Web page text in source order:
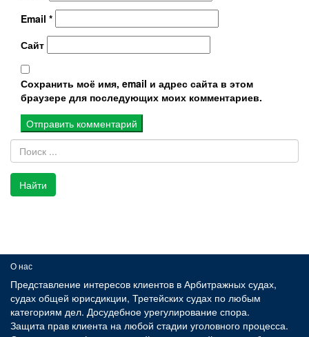
Email *
Сайт
Сохранить моё имя, email и адрес сайта в этом
браузере для последующих моих комментариев.
Найти
О нас
Представление интересов клиентов в Арбитражных судах,
судах общей юрисдикции, Третейских судах по любым
категориям дел. Досудебное урегулирование спора.
Защита прав клиента на любой стадии уголовного процесса.